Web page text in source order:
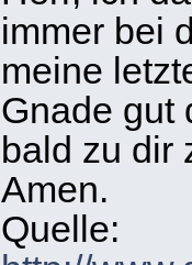
immer bei
meine
Gnade gut
bald zu dir
Amen.
Quelle: